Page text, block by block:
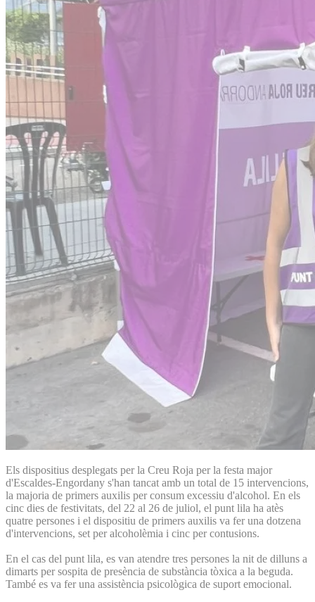
Els dispositius desplegats per la Creu Roja per la festa major
d'Escaldes-Engordany s'han tancat amb un total de 15 intervencions,
la majoria de primers auxilis per consum excessiu d'alcohol. En els
cinc dies de festivitats, del 22 al 26 de juliol, el punt lila ha atès
quatre persones i el dispositiu de primers auxilis va fer una dotzena
d'intervencions, set per alcoholèmia i cinc per contusions.
En el cas del punt lila, es van atendre tres persones la nit de dilluns a
dimarts per sospita de presència de substància tòxica a la beguda.
També es va fer una assistència psicològica de suport emocional.